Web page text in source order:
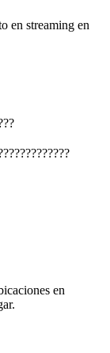
en streaming en
en